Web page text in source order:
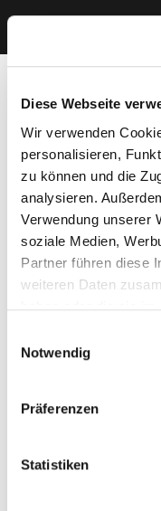
Diese Webseite
Wir verwenden
personalisieren,
zu können und die
analysieren.
Verwendung unserer
soziale Medien,
Partner führen diese
weiteren Daten
Cookies, wenn Sie
Notwendig
Präferenzen
Statistiken